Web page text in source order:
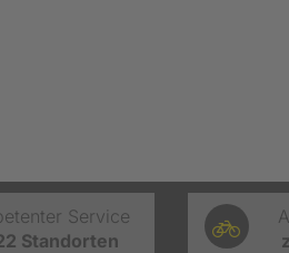
Service
Standorten